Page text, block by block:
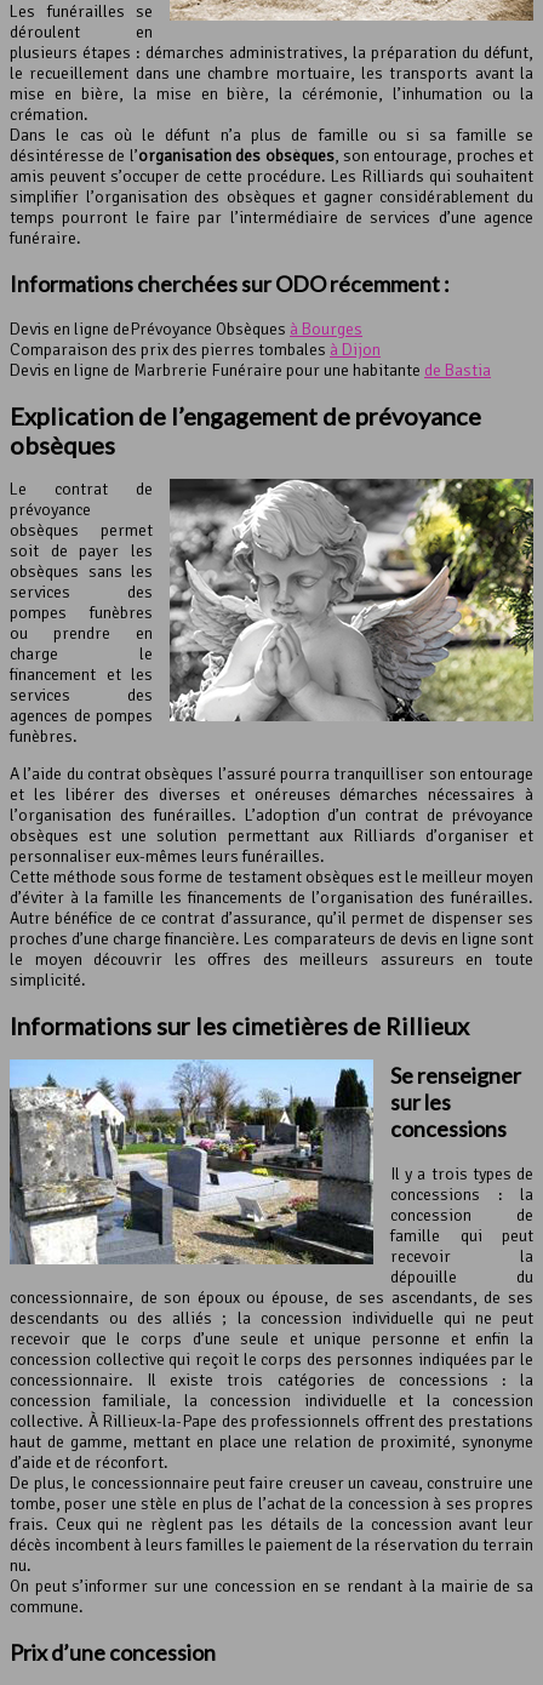
Les funérailles se
déroulent en
plusieurs étapes : démarches administratives, la préparation du défunt,
le recueillement dans une chambre mortuaire, les transports avant la
mise en bière, la mise en bière, la cérémonie, l’inhumation ou la
crémation.
Dans le cas où le défunt n’a plus de famille ou si sa famille se
désintéresse de l’organisation des obsèques, son entourage, proches et
amis peuvent s’occuper de cette procédure. Les Rilliards qui souhaitent
simplifier l’organisation des obsèques et gagner considérablement du
temps pourront le faire par l’intermédiaire de services d’une agence
funéraire.
Informations cherchées sur ODO récemment :
Devis en ligne dePrévoyance Obsèques à Bourges
Comparaison des prix des pierres tombales à Dijon
Devis en ligne de Marbrerie Funéraire pour une habitante de Bastia
Explication de l’engagement de prévoyance
obsèques
Le contrat de
prévoyance
obsèques permet
soit de payer les
obsèques sans les
services des
pompes funèbres
ou prendre en
charge le
financement et les
services des
agences de pompes
funèbres.
A l’aide du contrat obsèques l’assuré pourra tranquilliser son entourage
et les libérer des diverses et onéreuses démarches nécessaires à
l’organisation des funérailles. L’adoption d’un contrat de prévoyance
obsèques est une solution permettant aux Rilliards d’organiser et
personnaliser eux-mêmes leurs funérailles.
Cette méthode sous forme de testament obsèques est le meilleur moyen
d’éviter à la famille les financements de l’organisation des funérailles.
Autre bénéfice de ce contrat d’assurance, qu’il permet de dispenser ses
proches d’une charge financière. Les comparateurs de devis en ligne sont
le moyen découvrir les offres des meilleurs assureurs en toute
simplicité.
Informations sur les cimetières de Rillieux
Se renseigner
sur les
concessions
Il y a trois types de
concessions : la
concession de
famille qui peut
recevoir la
dépouille du
concessionnaire, de son époux ou épouse, de ses ascendants, de ses
descendants ou des alliés ; la concession individuelle qui ne peut
recevoir que le corps d’une seule et unique personne et enfin la
concession collective qui reçoit le corps des personnes indiquées par le
concessionnaire. Il existe trois catégories de concessions : la
concession familiale, la concession individuelle et la concession
collective. À Rillieux-la-Pape des professionnels offrent des prestations
haut de gamme, mettant en place une relation de proximité, synonyme
d’aide et de réconfort.
De plus, le concessionnaire peut faire creuser un caveau, construire une
tombe, poser une stèle en plus de l’achat de la concession à ses propres
frais. Ceux qui ne règlent pas les détails de la concession avant leur
décès incombent à leurs familles le paiement de la réservation du terrain
nu.
On peut s’informer sur une concession en se rendant à la mairie de sa
commune.
Prix d’une concession